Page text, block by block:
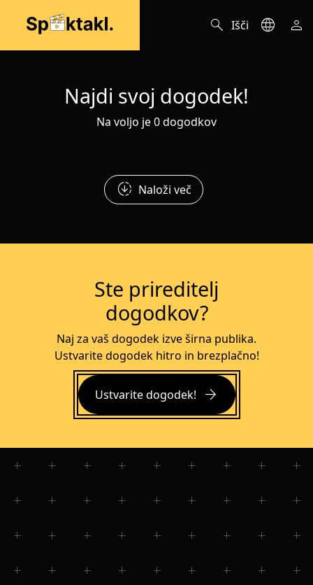
search Išči language person
Najdi svoj dogodek!
Na voljo je 0 dogodkov
downloading Naloži več
Ste prireditelj
dogodkov?
Naj za vaš dogodek izve širna publika.
Ustvarite dogodek hitro in brezplačno!
Ustvarite dogodek! arrow_forward